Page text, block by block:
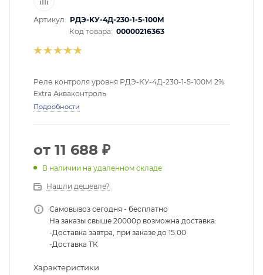
Артикул: PДЭ-KУ-4Д-230-1-5-100M
Код товара: 00000216363
Реле контроля уровня РДЭ-КУ-4Д-230-1-5-100М 2%
Extra Акваконтроль
Подробности
от 11 688 ₽
В наличии на удаленном складе
Нашли дешевле?
Самовывоз сегодня - бесплатно
На заказы свыше 20000р возможна доставка:
-Доставка завтра, при заказе до 15:00
-Доставка ТК
Характеристики